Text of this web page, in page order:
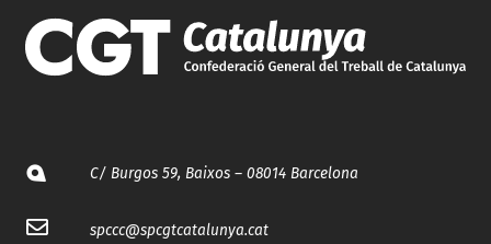
C/ Burgos 59, Baixos – 08014 Barcelona
spccc@spcgtcatalunya.cat